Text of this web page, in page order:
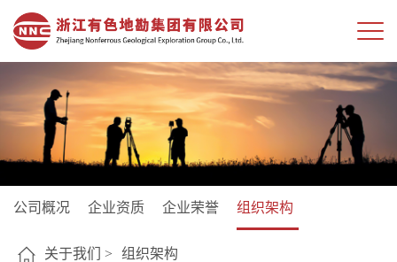
公司概况 企业资质 企业荣誉 组织架构
关于我们 > 组织架构